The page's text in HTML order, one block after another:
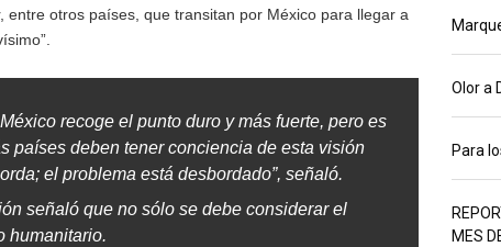
otros países, que transitan por México para llegar a
recoge el punto duro y más fuerte, pero es
países deben tener conciencia de esta visión
el problema está desbordado”, señaló.
señaló que no sólo se debe considerar el
humanitario.
Olor a
Para
MES